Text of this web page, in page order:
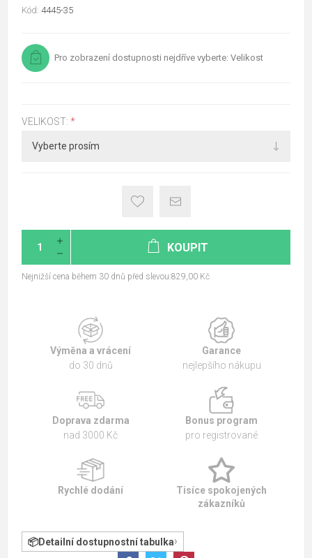
Kód: 4445-35
Pro zobrazení dostupnosti nejdříve vyberte: Velikost
VELIKOST: *
KOUPIT
Nejnižší cena během 30 dnů před slevou:829,00 Kč
Výměna a vrácení
do 30 dnů
Garance
nejlepšího nákupu
Doprava zdarma
nad 3000 Kč
Bonus program
pro registrované
Rychlé dodání
Tisíce spokojených
zákazníků
Detailní dostupnostní tabulka